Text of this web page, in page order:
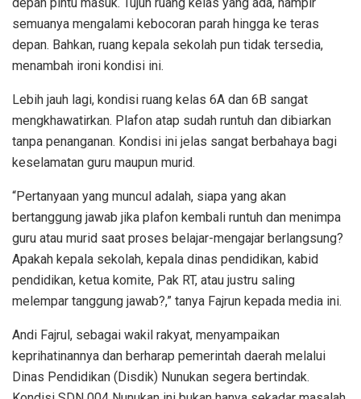
semuanya mengalami kebocoran parah hingga ke teras
depan. Bahkan, ruang kepala sekolah pun tidak tersedia,
menambah ironi kondisi ini.
Lebih jauh lagi, kondisi ruang kelas 6A dan 6B sangat
mengkhawatirkan. Plafon atap sudah runtuh dan dibiarkan
tanpa penanganan. Kondisi ini jelas sangat berbahaya bagi
keselamatan guru maupun murid.
“Pertanyaan yang muncul adalah, siapa yang akan
bertanggung jawab jika plafon kembali runtuh dan menimpa
guru atau murid saat proses belajar-mengajar berlangsung?
Apakah kepala sekolah, kepala dinas pendidikan, kabid
pendidikan, ketua komite, Pak RT, atau justru saling
melempar tanggung jawab?,” tanya Fajrun kepada media ini.
Andi Fajrul, sebagai wakil rakyat, menyampaikan
keprihatinannya dan berharap pemerintah daerah melalui
Dinas Pendidikan (Disdik) Nunukan segera bertindak.